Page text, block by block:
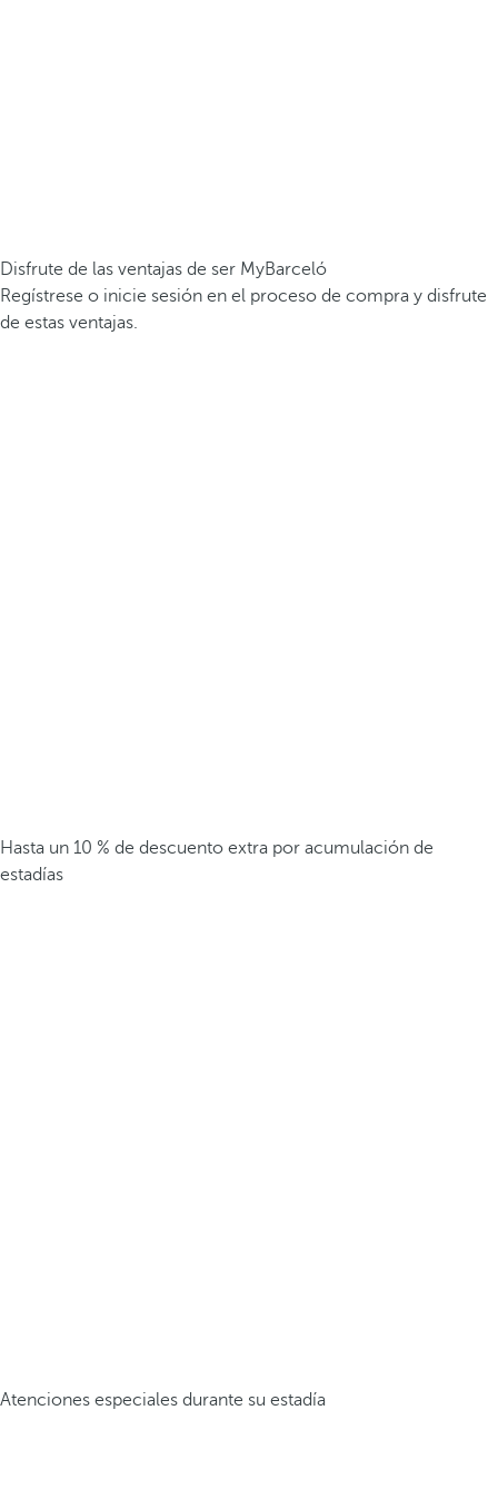
Disfrute de las ventajas de ser MyBarceló
Regístrese o inicie sesión en el proceso de compra y disfrute
de estas ventajas.
Hasta un 10 % de descuento extra por acumulación de
estadías
Atenciones especiales durante su estadía